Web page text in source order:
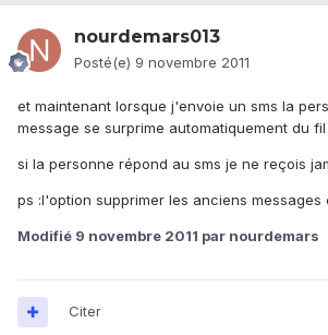
nourdemars013
Posté(e) 9 novembre 2011
et maintenant lorsque j'envoie un sms la
message se surprime automatiquement du
si la personne répond au sms je ne reçois
ps :l'option supprimer les anciens messages
Modifié 9 novembre 2011 par nourdemars
Citer